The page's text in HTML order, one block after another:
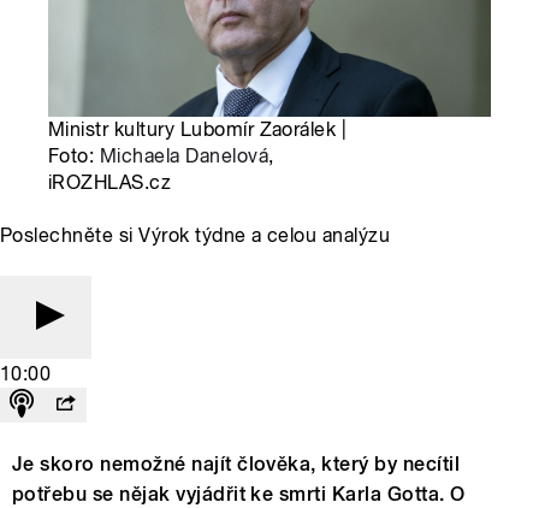
Ministr kultury Lubomír Zaorálek |
Foto: Michaela Danelová,
iROZHLAS.cz
Poslechněte si Výrok týdne a celou analýzu
10:00
Je skoro nemožné najít člověka, který by necítil
potřebu se nějak vyjádřit ke smrti Karla Gotta. O